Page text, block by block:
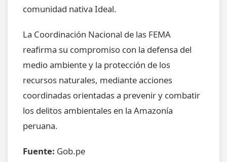
comunidad nativa Ideal.
La Coordinación Nacional de las FEMA
reafirma su compromiso con la defensa del
medio ambiente y la protección de los
recursos naturales, mediante acciones
coordinadas orientadas a prevenir y combatir
los delitos ambientales en la Amazonía
peruana.
Fuente: Gob.pe